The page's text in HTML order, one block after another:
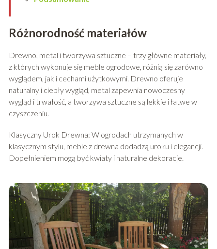
Różnorodność materiałów
Drewno, metal i tworzywa sztuczne – trzy główne materiały,
z których wykonuje się meble ogrodowe, różnią się zarówno
wyglądem, jak i cechami użytkowymi. Drewno oferuje
naturalny i ciepły wygląd, metal zapewnia nowoczesny
wygląd i trwałość, a tworzywa sztuczne są lekkie i łatwe w
czyszczeniu.
Klasyczny Urok Drewna: W ogrodach utrzymanych w
klasycznym stylu, meble z drewna dodadzą uroku i elegancji.
Dopełnieniem mogą być kwiaty i naturalne dekoracje.